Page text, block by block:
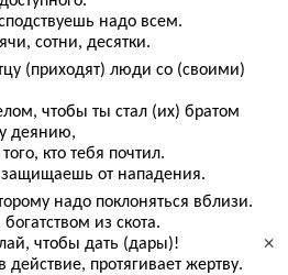
×
надо всем.
сотни, десятки.
(приходят) люди со (своими)
чтобы ты стал (их) братом
деянию,
кто тебя почтил.
от нападения.
надо поклоняться вблизи.
из скота.
чтобы дать (дары)!
протягивает жертву.